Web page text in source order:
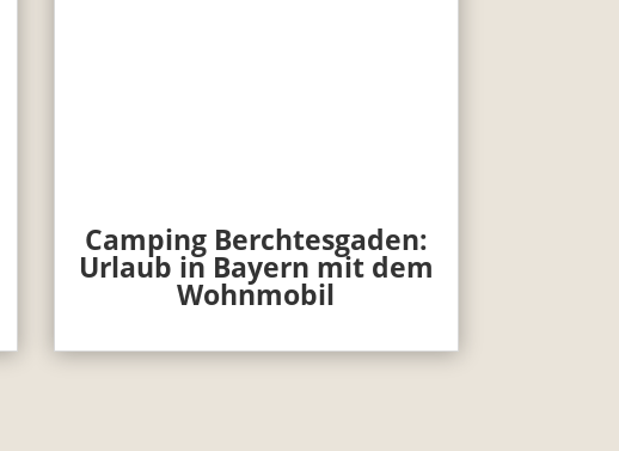
Camping Berchtesgaden:
Urlaub in Bayern mit dem
Wohnmobil